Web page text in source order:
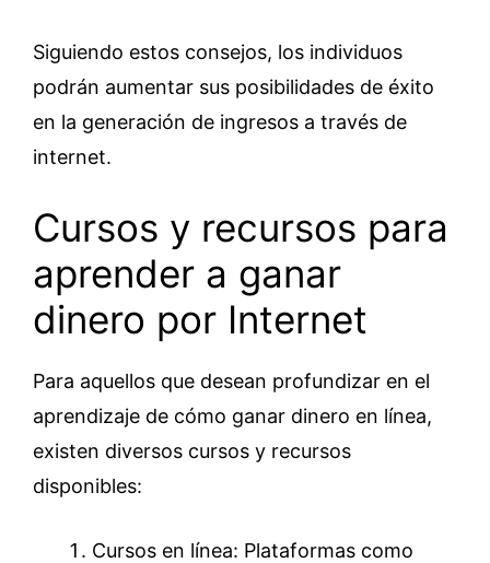
Siguiendo estos consejos, los individuos
podrán aumentar sus posibilidades de éxito
en la generación de ingresos a través de
internet.
Cursos y recursos para
aprender a ganar
dinero por Internet
Para aquellos que desean profundizar en el
aprendizaje de cómo ganar dinero en línea,
existen diversos cursos y recursos
disponibles:
Cursos en línea: Plataformas como